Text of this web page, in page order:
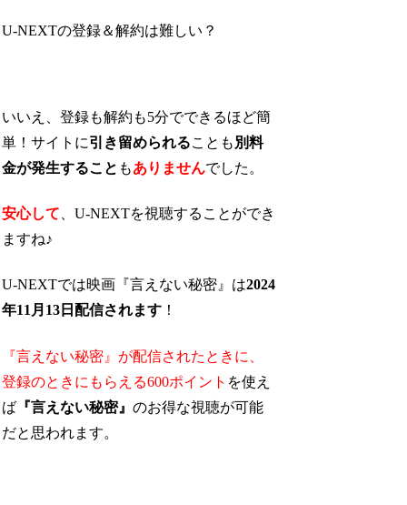
U-NEXTの登録＆解約は難しい？
いいえ、登録も解約も5分でできるほど簡
単！サイトに引き留められることも 別料
金が発生すること もありませんでした。
安心して 、U-NEXTを視聴することができ
ますね♪
U-NEXTでは映画『言えない秘密』は2024
年11月13日配信されます ！
『言えない秘密』が配信されたときに、
登録のときにもらえる600ポイント を使え
ば 『言えない秘密』のお得な視聴が可能
だと思われます。